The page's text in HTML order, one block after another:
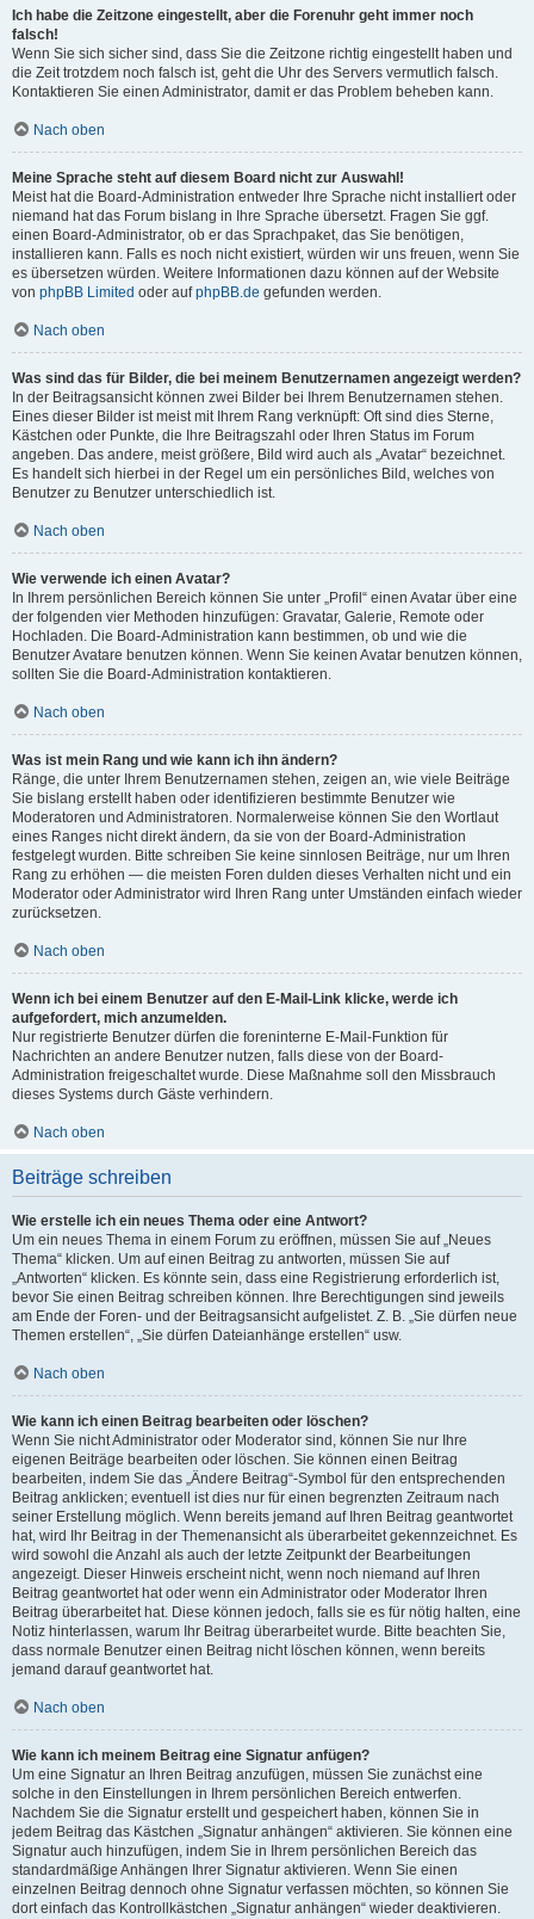
Ich habe die Zeitzone eingestellt, aber die Forenuhr geht immer noch
falsch!
Wenn Sie sich sicher sind, dass Sie die Zeitzone richtig eingestellt haben und
die Zeit trotzdem noch falsch ist, geht die Uhr des Servers vermutlich falsch.
Kontaktieren Sie einen Administrator, damit er das Problem beheben kann.
Nach oben
Meine Sprache steht auf diesem Board nicht zur Auswahl!
Meist hat die Board-Administration entweder Ihre Sprache nicht installiert oder
niemand hat das Forum bislang in Ihre Sprache übersetzt. Fragen Sie ggf.
einen Board-Administrator, ob er das Sprachpaket, das Sie benötigen,
installieren kann. Falls es noch nicht existiert, würden wir uns freuen, wenn Sie
es übersetzen würden. Weitere Informationen dazu können auf der Website
von phpBB Limited oder aufphpBB.de gefunden werden.
Nach oben
Was sind das für Bilder, die bei meinem Benutzernamen angezeigt werden?
In der Beitragsansicht können zwei Bilder bei Ihrem Benutzernamen stehen.
Eines dieser Bilder ist meist mit Ihrem Rang verknüpft: Oft sind dies Sterne,
Kästchen oder Punkte, die Ihre Beitragszahl oder Ihren Status im Forum
angeben. Das andere, meist größere, Bild wird auch als „Avatar“ bezeichnet.
Es handelt sich hierbei in der Regel um ein persönliches Bild, welches von
Benutzer zu Benutzer unterschiedlich ist.
Nach oben
Wie verwende ich einen Avatar?
In Ihrem persönlichen Bereich können Sie unter „Profil“ einen Avatar über eine
der folgenden vier Methoden hinzufügen: Gravatar, Galerie, Remote oder
Hochladen. Die Board-Administration kann bestimmen, ob und wie die
Benutzer Avatare benutzen können. Wenn Sie keinen Avatar benutzen können,
sollten Sie die Board-Administration kontaktieren.
Nach oben
Was ist mein Rang und wie kann ich ihn ändern?
Ränge, die unter Ihrem Benutzernamen stehen, zeigen an, wie viele Beiträge
Sie bislang erstellt haben oder identifizieren bestimmte Benutzer wie
Moderatoren und Administratoren. Normalerweise können Sie den Wortlaut
eines Ranges nicht direkt ändern, da sie von der Board-Administration
festgelegt wurden. Bitte schreiben Sie keine sinnlosen Beiträge, nur um Ihren
Rang zu erhöhen — die meisten Foren dulden dieses Verhalten nicht und ein
Moderator oder Administrator wird Ihren Rang unter Umständen einfach wieder
zurücksetzen.
Nach oben
Wenn ich bei einem Benutzer auf den E-Mail-Link klicke, werde ich
aufgefordert, mich anzumelden.
Nur registrierte Benutzer dürfen die foreninterne E-Mail-Funktion für
Nachrichten an andere Benutzer nutzen, falls diese von der Board-
Administration freigeschaltet wurde. Diese Maßnahme soll den Missbrauch
dieses Systems durch Gäste verhindern.
Nach oben
Beiträge schreiben
Wie erstelle ich ein neues Thema oder eine Antwort?
Um ein neues Thema in einem Forum zu eröffnen, müssen Sie auf „Neues
Thema“ klicken. Um auf einen Beitrag zu antworten, müssen Sie auf
„Antworten“ klicken. Es könnte sein, dass eine Registrierung erforderlich ist,
bevor Sie einen Beitrag schreiben können. Ihre Berechtigungen sind jeweils
am Ende der Foren- und der Beitragsansicht aufgelistet. Z. B. „Sie dürfen neue
Themen erstellen“, „Sie dürfen Dateianhänge erstellen“ usw.
Nach oben
Wie kann ich einen Beitrag bearbeiten oder löschen?
Wenn Sie nicht Administrator oder Moderator sind, können Sie nur Ihre
eigenen Beiträge bearbeiten oder löschen. Sie können einen Beitrag
bearbeiten, indem Sie das „Ändere Beitrag“-Symbol für den entsprechenden
Beitrag anklicken; eventuell ist dies nur für einen begrenzten Zeitraum nach
seiner Erstellung möglich. Wenn bereits jemand auf Ihren Beitrag geantwortet
hat, wird Ihr Beitrag in der Themenansicht als überarbeitet gekennzeichnet. Es
wird sowohl die Anzahl als auch der letzte Zeitpunkt der Bearbeitungen
angezeigt. Dieser Hinweis erscheint nicht, wenn noch niemand auf Ihren
Beitrag geantwortet hat oder wenn ein Administrator oder Moderator Ihren
Beitrag überarbeitet hat. Diese können jedoch, falls sie es für nötig halten, eine
Notiz hinterlassen, warum Ihr Beitrag überarbeitet wurde. Bitte beachten Sie,
dass normale Benutzer einen Beitrag nicht löschen können, wenn bereits
jemand darauf geantwortet hat.
Nach oben
Wie kann ich meinem Beitrag eine Signatur anfügen?
Um eine Signatur an Ihren Beitrag anzufügen, müssen Sie zunächst eine
solche in den Einstellungen in Ihrem persönlichen Bereich entwerfen.
Nachdem Sie die Signatur erstellt und gespeichert haben, können Sie in
jedem Beitrag das Kästchen „Signatur anhängen“ aktivieren. Sie können eine
Signatur auch hinzufügen, indem Sie in Ihrem persönlichen Bereich das
standardmäßige Anhängen Ihrer Signatur aktivieren. Wenn Sie einen
einzelnen Beitrag dennoch ohne Signatur verfassen möchten, so können Sie
dort einfach das Kontrollkästchen „Signatur anhängen“ wieder deaktivieren.